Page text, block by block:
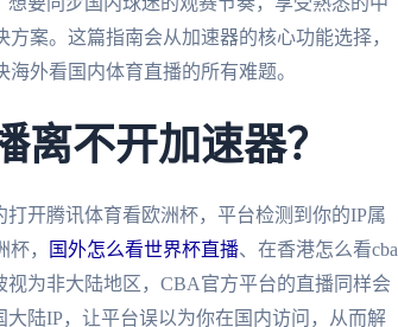
案。这篇指南会从加速器的核心功能选择，
外看国内体育直播的所有难题。
离不开加速器？
开腾讯体育看欧洲杯，平台检测到你的IP属
，
国外怎么看世界杯直播、在香港怎么看cba
为非大陆地区，CBA官方平台的直播同样会
陆IP，让平台误以为你在国内访问，从而解